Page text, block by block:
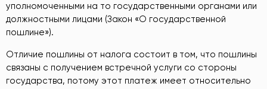
уполномоченными на то государственными органами или
должностными лицами (Закон «О государственной
пошлине»).
Отличие пошлины от налога состоит в том, что пошлины
связаны с получением встречной услуги со стороны
государства, потому этот платеж имеет относительно